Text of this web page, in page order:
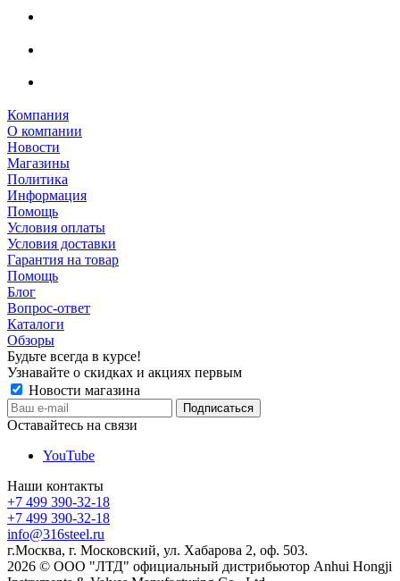
Компания
О компании
Новости
Магазины
Политика
Информация
Помощь
Условия оплаты
Условия доставки
Гарантия на товар
Помощь
Блог
Вопрос-ответ
Каталоги
Обзоры
Будьте всегда в курсе!
Узнавайте о скидках и акциях первым
Новости магазина
Оставайтесь на связи
YouTube
Наши контакты
+7 499 390-32-18
+7 499 390-32-18
info@316steel.ru
г.Москва, г. Московский, ул. Хабарова 2, оф. 503.
2026 © ООО "ЛТД" официальный дистрибьютор Anhui Hongji